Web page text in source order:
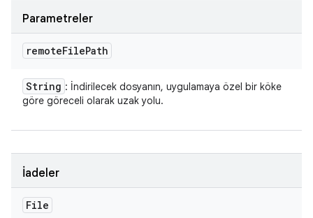
Parametreler
remoteFilePath
String : İndirilecek dosyanın, uygulamaya özel bir köke
göre göreceli olarak uzak yolu.
İadeler
File